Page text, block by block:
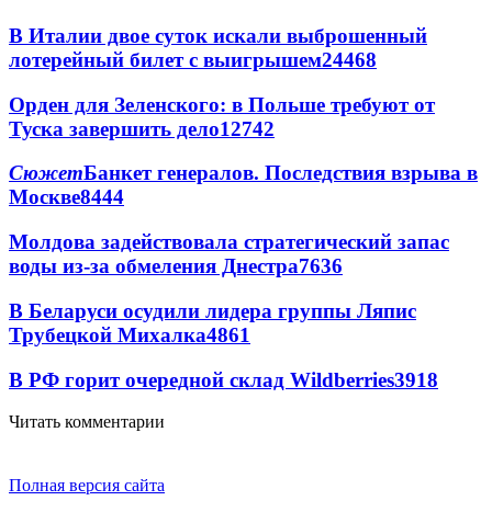
В Италии двое суток искали выброшенный
лотерейный билет с выигрышем24468
Орден для Зеленского: в Польше требуют от
Туска завершить дело12742
СюжетБанкет генералов. Последствия взрыва в
Москве8444
Молдова задействовала стратегический запас
воды из-за обмеления Днестра7636
В Беларуси осудили лидера группы Ляпис
Трубецкой Михалка4861
В РФ горит очередной склад Wildberries3918
Читать комментарии
Полная версия сайта